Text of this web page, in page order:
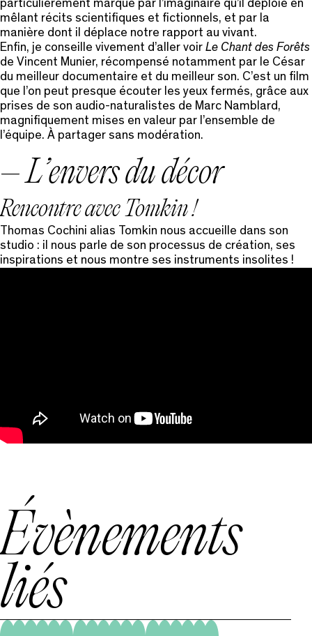
particulièrement marqué par l’imaginaire qu’il déploie en
mêlant récits scientifiques et fictionnels, et par la
manière dont il déplace notre rapport au vivant.
Enfin, je conseille vivement d’aller voir Le Chant des Forêts
de Vincent Munier, récompensé notamment par le César
du meilleur documentaire et du meilleur son. C’est un film
que l’on peut presque écouter les yeux fermés, grâce aux
prises de son audio-naturalistes de Marc Namblard,
magnifiquement mises en valeur par l’ensemble de
l’équipe. À partager sans modération.
– L’envers du décor
Rencontre avec Tomkin !
Thomas Cochini alias Tomkin nous accueille dans son
studio : il nous parle de son processus de création, ses
inspirations et nous montre ses instruments insolites !
Évènements
liés